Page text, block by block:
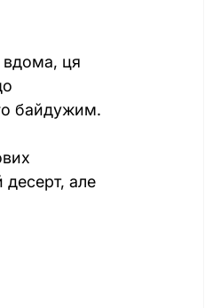
вдома, ця
байдужим.
десерт, але